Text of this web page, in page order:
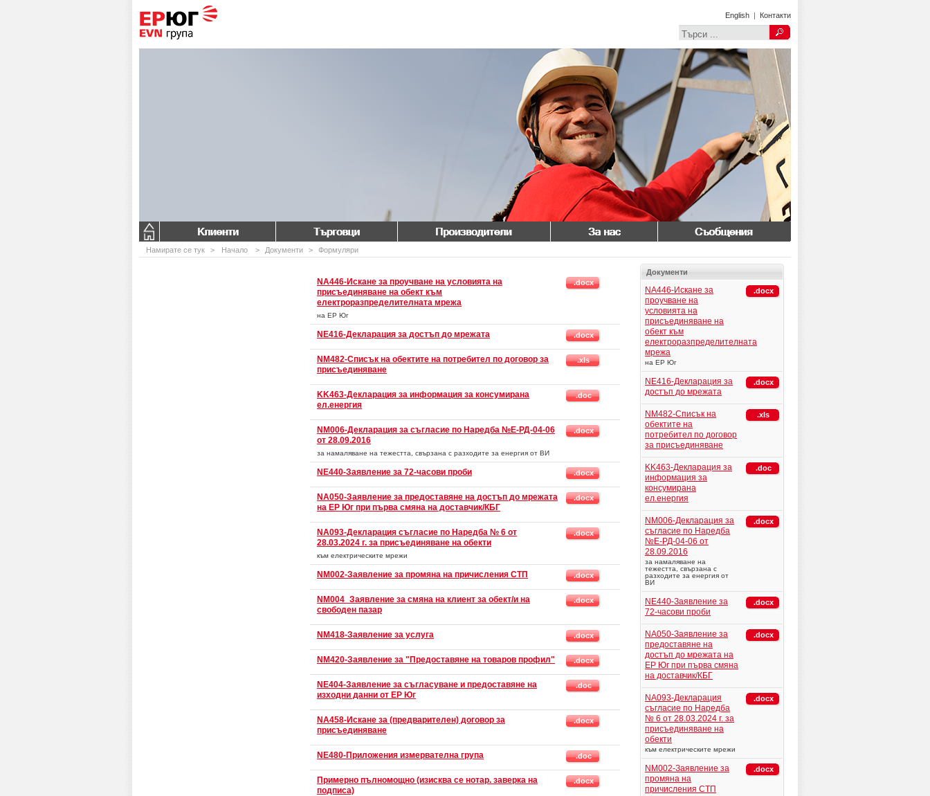
English | Контакти
Клиенти Търговци Производители За нас Съобщения
Намирате се тук > Начало > Документи > Формуляри
NA446-Искане за проучване на условията на
присъединяване на обект към
електроразпределителната мрежа
на ЕР Юг
.docx
NE416-Декларация за достъп до мрежата .docx
NM482-Списък на обектите на потребител по договор за
присъединяване
.xls
KK463-Декларация за информация за консумирана
ел.енергия
.doc
NM006-Декларация за съгласие по Наредба №Е-РД-04-06
от 28.09.2016
за намаляване на тежестта, свързана с разходите за енергия от ВИ
.docx
NE440-Заявление за 72-часови проби .docx
NA050-Заявление за предоставяне на достъп до мрежата
на ЕР Юг при първа смяна на доставчик/КБГ
.docx
NA093-Декларация съгласие по Наредба № 6 от
28.03.2024 г. за присъединяване на обекти
към електрическите мрежи
.docx
NM002-Заявление за промяна на причисления СТП .docx
NM004_Заявление за смяна на клиент за обект/и на
свободен пазар
.docx
NM418-Заявление за услуга .docx
NM420-Заявление за "Предоставяне на товаров профил" .docx
NE404-Заявление за съгласуване и предоставяне на
изходни данни от ЕР Юг
.doc
NA458-Искане за (предварителен) договор за
присъединяване
.docx
NE480-Приложения измервателна група .doc
Примерно пълномощно (изисква се нотар. заверка на
подписа)
.docx
Документи
NA446-Искане за
проучване на
условията на
присъединяване на
обект към
електроразпределителната
мрежа
на ЕР Юг
.docx
NE416-Декларация за
достъп до мрежата
.docx
NM482-Списък на
обектите на
потребител по договор
за присъединяване
.xls
KK463-Декларация за
информация за
консумирана
ел.енергия
.doc
NM006-Декларация за
съгласие по Наредба
№Е-РД-04-06 от
28.09.2016
за намаляване на
тежестта, свързана с
разходите за енергия от
ВИ
.docx
NE440-Заявление за
72-часови проби
.docx
NA050-Заявление за
предоставяне на
достъп до мрежата на
ЕР Юг при първа смяна
на доставчик/КБГ
.docx
NA093-Декларация
съгласие по Наредба
№ 6 от 28.03.2024 г. за
присъединяване на
обекти
към електрическите мрежи
.docx
NM002-Заявление за
промяна на
причисления СТП
.docx